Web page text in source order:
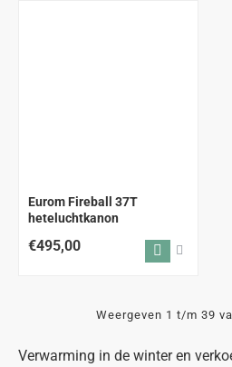
Verwarming in de winter en
Eurom Fireball 37T
heteluchtkanon
€495,00
Weergeven 1 t/m 39